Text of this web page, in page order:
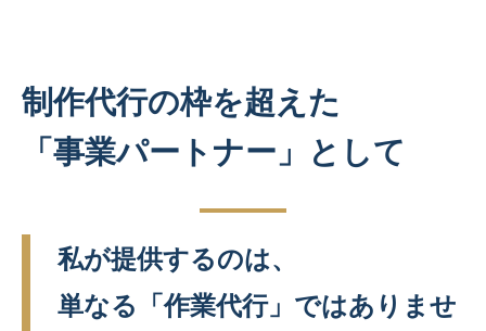
制作代行の枠を超えた
「事業パートナー」として
私が提供するのは、
単なる「作業代行」ではありませ